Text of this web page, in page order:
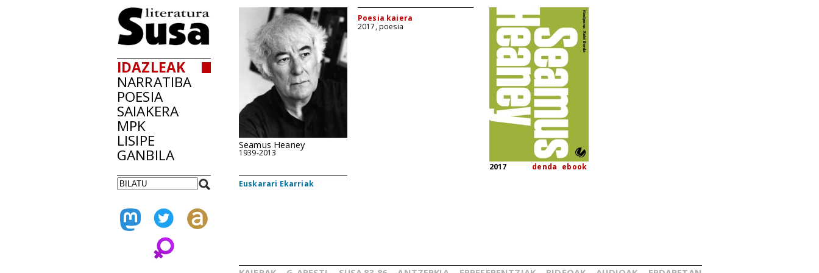
IDAZLEAK
NARRATIBA
POESIA
SAIAKERA
MPK
LISIPE
GANBILA
Seamus Heaney
1939-2013
Euskarari Ekarriak
Poesia kaiera
2017, poesia
denda ebook
2017